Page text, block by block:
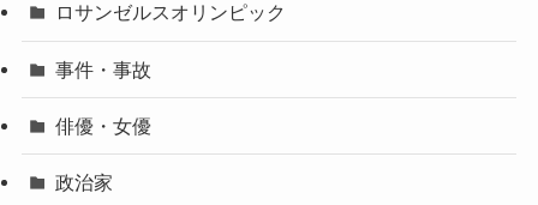
ロサンゼルスオリンピック
事件・事故
俳優・女優
政治家